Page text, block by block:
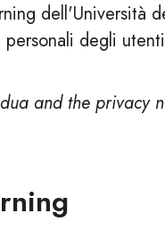
dell'Università
degli
and the privacy